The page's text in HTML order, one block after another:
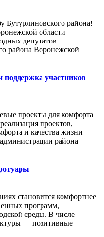
Бутурлиновского района!
области
депутатов
района Воронежской
поддержка участников
проекты для комфорта
проектов,
и качества жизни
района
становится комфортнее
программ,
среды. В числе
— позитивные